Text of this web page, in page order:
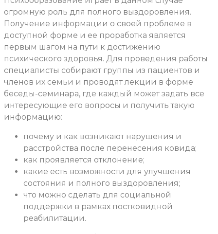
огромную роль для полного выздоровления.
Получение информации о своей проблеме в
доступной форме и ее проработка является
первым шагом на пути к достижению
психического здоровья. Для проведения работы
специалисты собирают группы из пациентов и
членов их семьи и проводят лекции в форме
беседы-семинара, где каждый может задать все
интересующие его вопросы и получить такую
информацию:
почему и как возникают нарушения и
расстройства после перенесения ковида;
как проявляется отклонение;
какие есть возможности для улучшения
состояния и полного выздоровления;
что можно сделать для социальной
поддержки в рамках постковидной
реабилитации.